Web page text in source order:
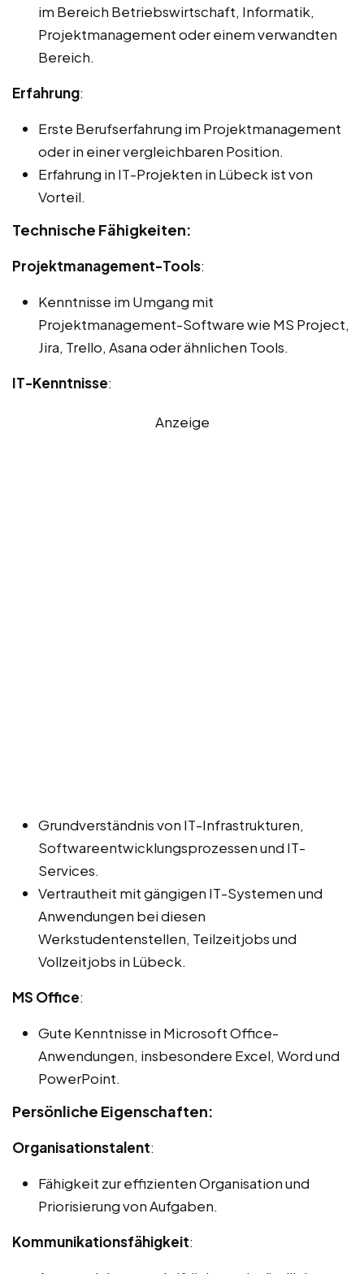
im Bereich Betriebswirtschaft, Informatik,
Projektmanagement oder einem verwandten
Bereich.
Erfahrung:
Erste Berufserfahrung im Projektmanagement
oder in einer vergleichbaren Position.
Erfahrung in IT-Projekten in Lübeck ist von
Vorteil.
Technische Fähigkeiten:
Projektmanagement-Tools:
Kenntnisse im Umgang mit
Projektmanagement-Software wie MS Project,
Jira, Trello, Asana oder ähnlichen Tools.
IT-Kenntnisse:
Anzeige
Grundverständnis von IT-Infrastrukturen,
Softwareentwicklungsprozessen und IT-
Services.
Vertrautheit mit gängigen IT-Systemen und
Anwendungen bei diesen
Werkstudentenstellen, Teilzeitjobs und
Vollzeitjobs in Lübeck.
MS Office:
Gute Kenntnisse in Microsoft Office-
Anwendungen, insbesondere Excel, Word und
PowerPoint.
Persönliche Eigenschaften:
Organisationstalent:
Fähigkeit zur effizienten Organisation und
Priorisierung von Aufgaben.
Kommunikationsfähigkeit: